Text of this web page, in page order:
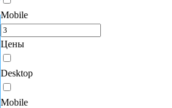
Mobile
Цены
Desktop
Mobile